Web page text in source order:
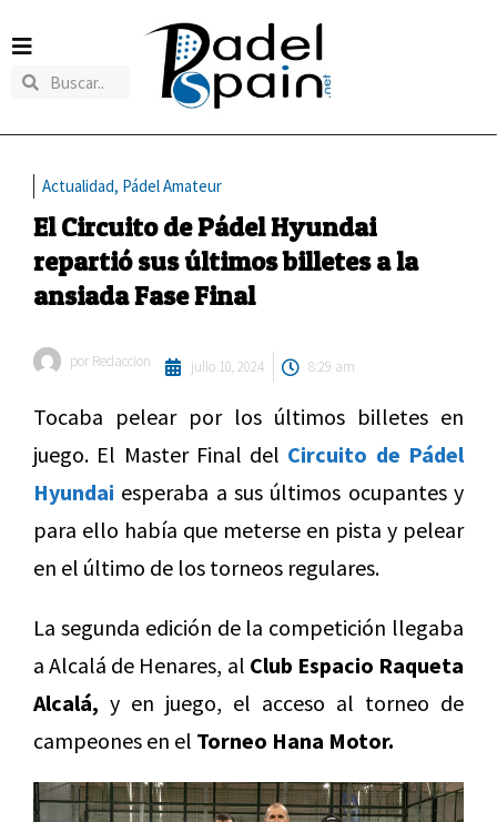
Actualidad, Pádel Amateur
El Circuito de Pádel Hyundai
repartió sus últimos billetes a la
ansiada Fase Final
por Redaccion julio 10, 2024 8:29 am
Tocaba pelear por los últimos billetes en
juego. El Master Final del Circuito de Pádel
Hyundai esperaba a sus últimos ocupantes y
para ello había que meterse en pista y pelear
en el último de los torneos regulares.
La segunda edición de la competición llegaba
a Alcalá de Henares, al Club Espacio Raqueta
Alcalá, y en juego, el acceso al torneo de
campeones en el Torneo Hana Motor.